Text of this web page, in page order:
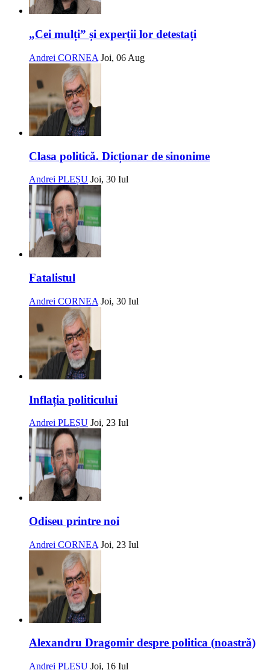
„Cei mulți” și experții lor detestați
Andrei CORNEA Joi, 06 Aug
Clasa politică. Dicționar de sinonime
Andrei PLEȘU Joi, 30 Iul
Fatalistul
Andrei CORNEA Joi, 30 Iul
Inflația politicului
Andrei PLEȘU Joi, 23 Iul
Odiseu printre noi
Andrei CORNEA Joi, 23 Iul
Alexandru Dragomir despre politica (noastră)
Andrei PLEȘU Joi, 16 Iul